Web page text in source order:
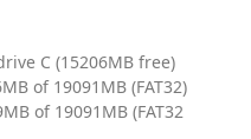
C (15206MB free)
of 19091MB (FAT32)
of 19091MB (FAT32